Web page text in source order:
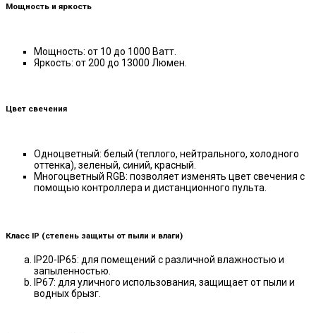
Мощность и яркость
Мощность: от 10 до 1000 Ватт.
Яркость: от 200 до 13000 Люмен.
Цвет свечения
Одноцветный: белый (теплого, нейтрального, холодного
оттенка), зеленый, синий, красный.
Многоцветный RGB: позволяет изменять цвет свечения с
помощью контроллера и дистанционного пульта.
Класс IP (степень защиты от пыли и влаги)
IP20-IP65: для помещений с различной влажностью и
запыленностью.
IP67: для уличного использования, защищает от пыли и
водных брызг.